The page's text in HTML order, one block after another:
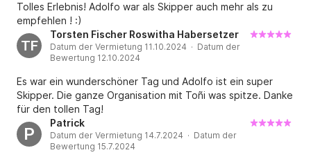
(Router - Wi-Fi). Im Solarium, Matten, ideal für ein
Sonnenbad oder napping, ist auch ein Kühlschrank in
der Badewanne zu vermeiden, um das Bier zu
betreten.
Zusätzlich zu den beiden inneren Kühlschränke, hat es
eine große, mehrere Taschen aus Eis und anderen
gefrorenen Gefrierschrank.
Sie werden nichts verpassen ... Fliegenfenster auf
Tolles Erlebnis! Adolfo war als Skipper auch mehr als zu
empfehlen ! :)
TF
Torsten Fischer Roswitha Habersetzer
Datum der Vermietung 11.10.2024 · Datum der
Bewertung 12.10.2024
Es war ein wunderschöner Tag und Adolfo ist ein super
Skipper. Die ganze Organisation mit Toñi was spitze. Danke
für den tollen Tag!
P
Patrick
Datum der Vermietung 14.7.2024 · Datum der
Bewertung 15.7.2024